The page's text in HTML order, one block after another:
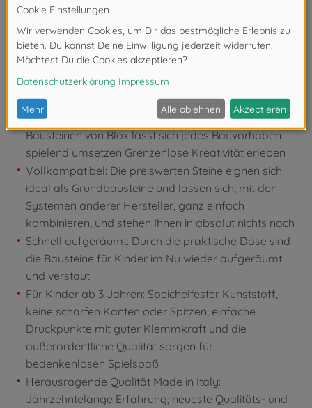
Für kleine und große Baumeister: Egal ob Haus,
Flugzeug, Schiff oder kleine Tierchen, mit den
Bausteinen von Blox lässt sich jedes Bauvorhaben
spielend umsetzen Grenzenlose Kreativität erleben
Vollkompatibel: Die preiswerten Steine eignen sich
ideal als Grundbausteine und lassen sich, mit den
Systemen anderer Hersteller, ganz einfach
kombinieren, und stehen Ihnen in absolut nichts nach
Schnell aufgeräumt: Durch die praktische Dose sind
die Bausteine für Kinder im Nu wieder aufgeräumt
und verstaut
Für Kinder ab 3 Jahren: Speichelfester Kunststoff,
keine scharfen Kanten oder Spitzen, einfache
Druckpunkte mit guter Klemmkraft und die
außerordentliche Qualität sorgen für
bedenkenlosen Spielspaß
Herausragende Qualität Made in Italy:
Jahrzehntelange Erfahrung, neueste Qualitäts- und